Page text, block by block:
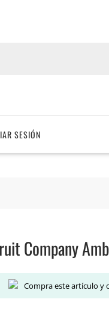
SESIÓN
Company
Compra este artículo y